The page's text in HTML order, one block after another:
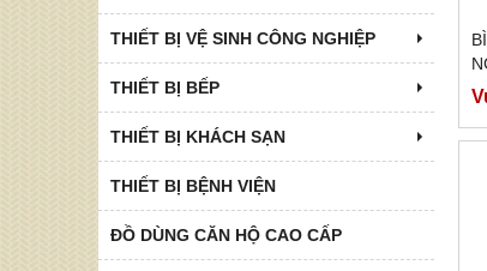
THIẾT BỊ VỆ SINH CÔNG NGHIỆP
THIẾT BỊ BẾP
THIẾT BỊ KHÁCH SẠN
THIẾT BỊ BỆNH VIỆN
ĐỒ DÙNG CĂN HỘ CAO CẤP